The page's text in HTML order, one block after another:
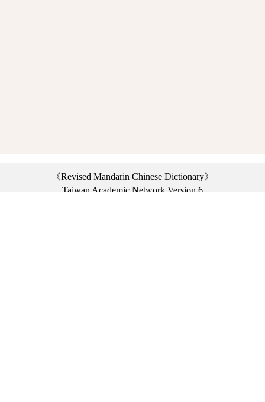
《Revised Mandarin Chinese Dictionary》
Taiwan Academic Network Version 6